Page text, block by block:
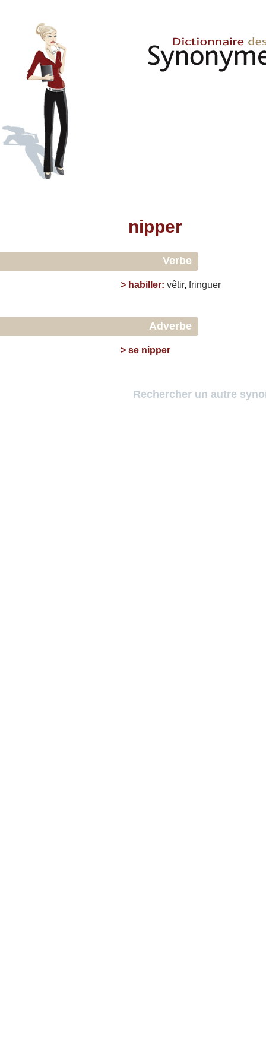
nipper
Verbe
> habiller: vêtir, fringuer
Adverbe
> se nipper
Rechercher un autre